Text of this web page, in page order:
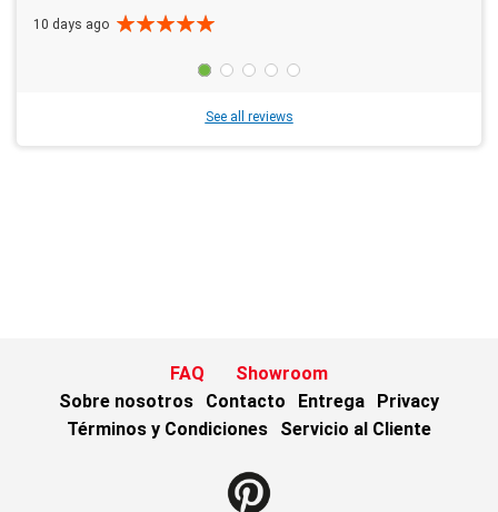
10 days ago
See all reviews
FAQ
Showroom
Sobre nosotros
Contacto Entrega
Privacy
Términos y Condiciones
Servicio al Cliente